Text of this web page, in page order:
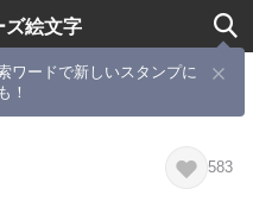
ズ絵文字
ワードで新しいスタンプに
！使える季節の絵文字
583